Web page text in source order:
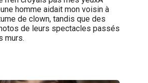
homme aidait mon voisin à
de clown, tandis que des
de leurs spectacles passés
murs.